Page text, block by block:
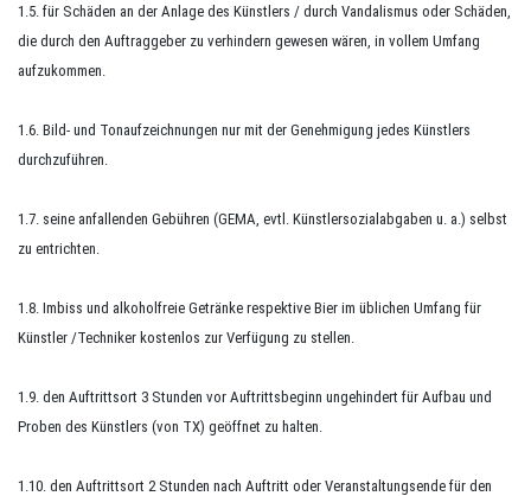
1.5. für Schäden an der Anlage des Künstlers / durch Vandalismus oder Schäden,
die durch den Auftraggeber zu verhindern gewesen wären, in vollem Umfang
aufzukommen.
1.6. Bild- und Tonaufzeichnungen nur mit der Genehmigung jedes Künstlers
durchzuführen.
1.7. seine anfallenden Gebühren (GEMA, evtl. Künstlersozialabgaben u. a.) selbst
zu entrichten.
1.8. Imbiss und alkoholfreie Getränke respektive Bier im üblichen Umfang für
Künstler /Techniker kostenlos zur Verfügung zu stellen.
1.9. den Auftrittsort 3 Stunden vor Auftrittsbeginn ungehindert für Aufbau und
Proben des Künstlers (von TX) geöffnet zu halten.
1.10. den Auftrittsort 2 Stunden nach Auftritt oder Veranstaltungsende für den